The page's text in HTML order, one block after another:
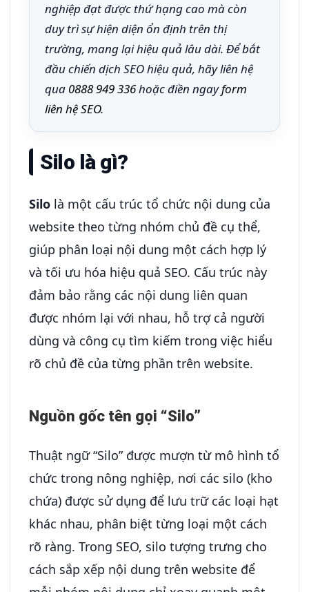
nghiệp đạt được thứ hạng cao mà còn
duy trì sự hiện diện ổn định trên thị
trường, mang lại hiệu quả lâu dài. Để bắt
đầu chiến dịch SEO hiệu quả, hãy liên hệ
qua 0888 949 336hoặc điền ngayform
liên hệ SEO.
Silo là gì?
Silo là một cấu trúc tổ chức nội dung của
website theo từng nhóm chủ đề cụ thể,
giúp phân loại nội dung một cách hợp lý
và tối ưu hóa hiệu quả SEO. Cấu trúc này
đảm bảo rằng các nội dung liên quan
được nhóm lại với nhau, hỗ trợ cả người
dùng và công cụ tìm kiếm trong việc hiểu
rõ chủ đề của từng phần trên website.
Nguồn gốc tên gọi “Silo”
Thuật ngữ “Silo” được mượn từ mô hình tổ
chức trong nông nghiệp, nơi các silo (kho
chứa) được sử dụng để lưu trữ các loại hạt
khác nhau, phân biệt từng loại một cách
rõ ràng. Trong SEO, silo tượng trưng cho
cách sắp xếp nội dung trên website để